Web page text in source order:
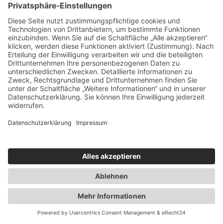
folgenden Link verfügbare Browser-Plugin herunterladen
und installieren:
https://tools.google.com/dlpage/gaoptout?hl=de.
Mehr Informationen zum Umgang mit Nutzerdaten bei
Google Analytics finden Sie in der Datenschutzerklärung
von Google:
https://support.google.com/analytics/answer/6004245?
hl=de.
AUFTRAGSVERARBEITUNG
Auftragsverarbeitung abgeschlossen und setzen die
6. PLUGINS UND TOOLS
YOUTUBE MIT ERWEITERTEM
DATENSCHUTZ